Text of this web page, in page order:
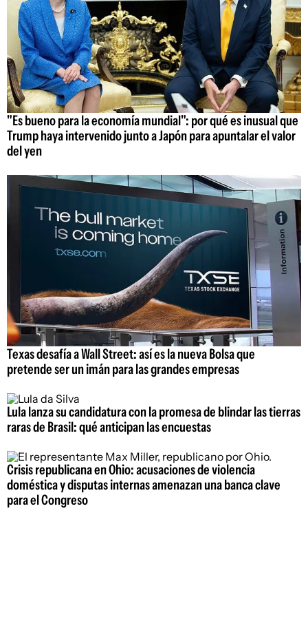
"Es bueno para la economía mundial": por qué es inusual que
Trump haya intervenido junto a Japón para apuntalar el valor
del yen
Texas desafía a Wall Street: así es la nueva Bolsa que
pretende ser un imán para las grandes empresas
Lula lanza su candidatura con la promesa de blindar las tierras
raras de Brasil: qué anticipan las encuestas
Crisis republicana en Ohio: acusaciones de violencia
doméstica y disputas internas amenazan una banca clave
para el Congreso